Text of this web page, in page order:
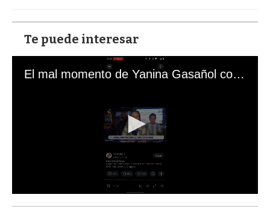
Te puede interesar
El mal momento de Yanina Gasañol con un hincha argentino en "Subrayado"
s